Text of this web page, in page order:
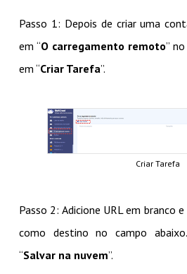
Passo 1: Depois de criar uma
em “O carregamento remoto”
em “Criar Tarefa”.
Criar Tarefa
Passo 2: Adicione URL em branco
como destino no campo
“Salvar na nuvem”.